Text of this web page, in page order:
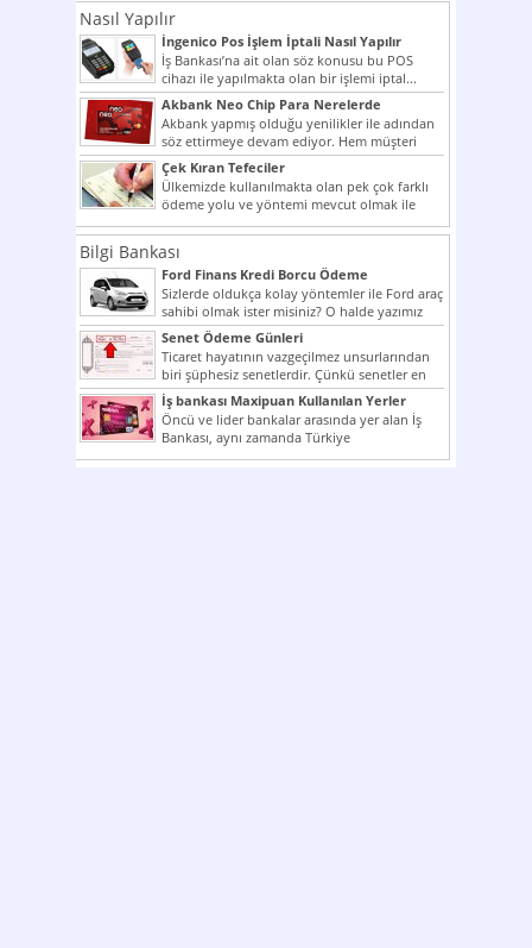
Nasıl Yapılır
İngenico Pos İşlem İptali Nasıl Yapılır
İş Bankası’na ait olan söz konusu bu POS
cihazı ile yapılmakta olan bir işlemi iptal...
Akbank Neo Chip Para Nerelerde
Kullanılır?
Akbank yapmış olduğu yenilikler ile adından
söz ettirmeye devam ediyor. Hem müşteri
potansiyelini arttırmak hem...
Çek Kıran Tefeciler
Ülkemizde kullanılmakta olan pek çok farklı
ödeme yolu ve yöntemi mevcut olmak ile
beraber bunlar...
Bilgi Bankası
Ford Finans Kredi Borcu Ödeme
Sizlerde oldukça kolay yöntemler ile Ford araç
sahibi olmak ister misiniz? O halde yazımız
ilginizi...
Senet Ödeme Günleri
Ticaret hayatının vazgeçilmez unsurlarından
biri şüphesiz senetlerdir. Çünkü senetler en
çok kullanılan ödeme araçlarıdır. Taksitler...
İş bankası Maxipuan Kullanılan Yerler
Öncü ve lider bankalar arasında yer alan İş
Bankası, aynı zamanda Türkiye
Cumhuriyeti’nin ilk milli...